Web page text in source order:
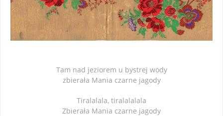
Tam nad jeziorem u bystrej wody
zbierała Mania czarne jagody
Tiralalala, tiralalalala
Zbierała Mania czarne jagody